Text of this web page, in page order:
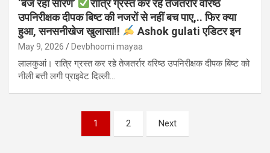
‘बज रहा सारण’
रात्रि ग्रस्त कर रहे तेजतर्रार वरिष्ठ
उपनिरीक्षक दीपक बिष्ट की नजरों से नहीं बच पाए,.. फिर क्या
हुआ, सनसनीखेज खुलासा!!
Ashok gulati एडिटर इन
May 9, 2026 Devbhoomi mayaa
लालकुआं। रात्रि ग्रस्त कर रहे तेजतर्रार वरिष्ठ उपनिरीक्षक दीपक बिष्ट को
नीली बत्ती लगी प्राइवेट दिल्ली…
1 2 Next